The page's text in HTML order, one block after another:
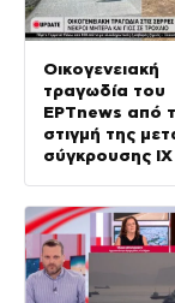
Οικογενειακή
τραγωδία του
ΕΡΤnews από
στιγμή της
σύγκρουσης